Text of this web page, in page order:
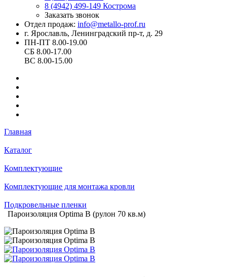
8 (4942) 499-149 Кострома
Заказать звонок
Отдел продаж: info@metallo-prof.ru
г. Ярославль, Ленинградский пр-т, д. 29
ПН-ПТ 8.00-19.00
СБ 8.00-17.00
ВС 8.00-15.00
Главная
Каталог
Комплектующие
Комплектующие для монтажа кровли
Подкровельные пленки
Пароизоляция Optima B (рулон 70 кв.м)